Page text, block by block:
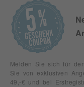
Melden Sie sich für
Sie von exklusiven
49,-€ und bei